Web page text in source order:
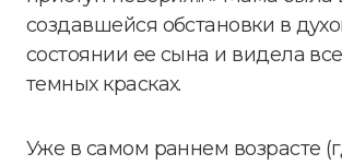
создавшейся обстановки в
состоянии ее сына и видела
темных красках.
Уже в самом раннем возрасте